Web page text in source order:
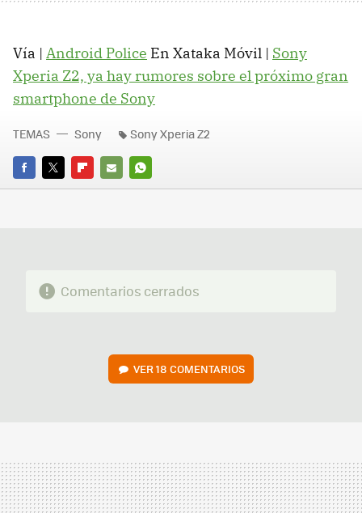
Vía | Android Police En Xataka Móvil | Sony
Xperia Z2, ya hay rumores sobre el próximo gran
smartphone de Sony
FACEBOOK
TWITTERFLIPBOARD
E-
WHATSAPP
TEMAS Sony Sony Xperia Z2
Comentarios cerrados
VER18 COMENTARIOS